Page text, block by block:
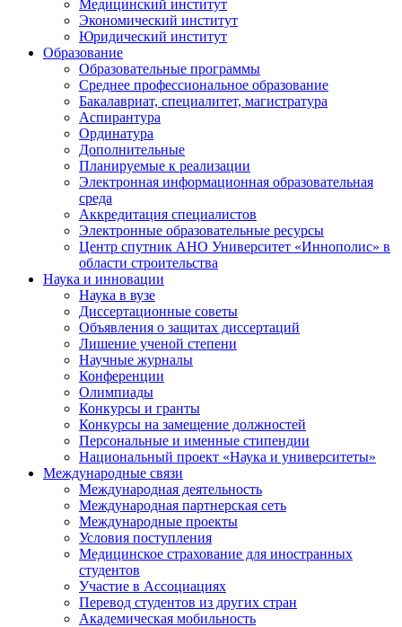
Медицинский институт
Экономический институт
Юридический институт
Образование
Образовательные программы
Среднее профессиональное образование
Бакалавриат, специалитет, магистратура
Аспирантура
Ординатура
Дополнительные
Планируемые к реализации
Электронная информационная образовательная
среда
Аккредитация специалистов
Электронные образовательные ресурсы
Центр спутник АНО Университет «Иннополис» в
области строительства
Наука и инновации
Наука в вузе
Диссертационные советы
Объявления о защитах диссертаций
Лишение ученой степени
Научные журналы
Конференции
Олимпиады
Конкурсы и гранты
Конкурсы на замещение должностей
Персональные и именные стипендии
Национальный проект «Наука и университеты»
Международные связи
Международная деятельность
Международная партнерская сеть
Международные проекты
Условия поступления
Медицинское страхование для иностранных
студентов
Участие в Ассоциациях
Перевод студентов из других стран
Академическая мобильность